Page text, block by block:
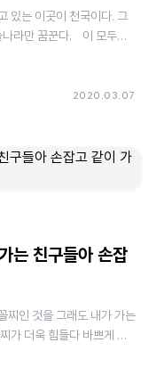
있는 이곳이 천국이다. 그
나라만 꿈꾼다. 이 모두가
2020.03.07
는 친구들아 손잡